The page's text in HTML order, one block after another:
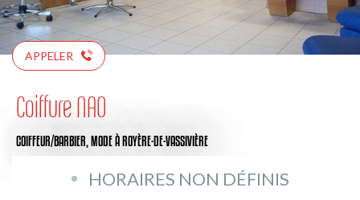
APPELER
Coiffure NAO
COIFFEUR/BARBIER, MODEÀ ROYÈRE-DE-VASSIVIÈRE
HORAIRES NON DÉFINIS